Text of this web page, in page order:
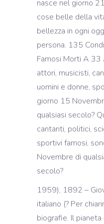
1959), 1892 –
italiano (? Per
biografie. Il